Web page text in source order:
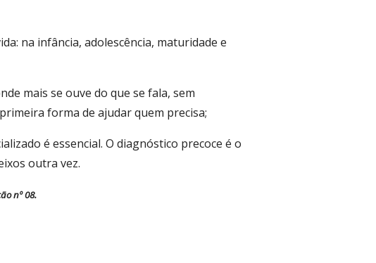
na infância, adolescência, maturidade e
mais se ouve do que se fala, sem
forma de ajudar quem precisa;
é essencial. O diagnóstico precoce é o
outra vez.
nº 08.